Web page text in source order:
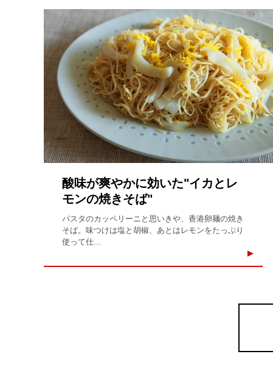
酸味が爽やかに効いた"イカとレ
モンの焼きそば"
パスタのカッペリーニと思いきや、香港卵麺の焼き
そば。味つけは塩と胡椒、あとはレモンをたっぷり
使って仕...